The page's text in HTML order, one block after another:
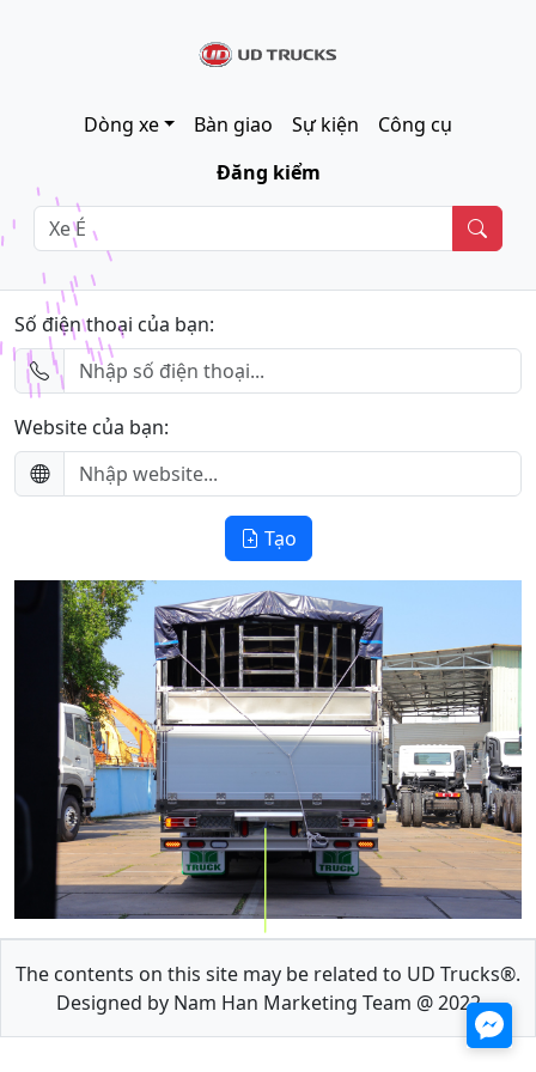
Dòng xe Bàn giao Sự kiện
Công cụ
Đăng kiểm
Số điện thoại của bạn:
Website của bạn:
Tạo
The contents on this site may be related to UD Trucks®.
Designed by Nam Han Marketing Team @ 2022